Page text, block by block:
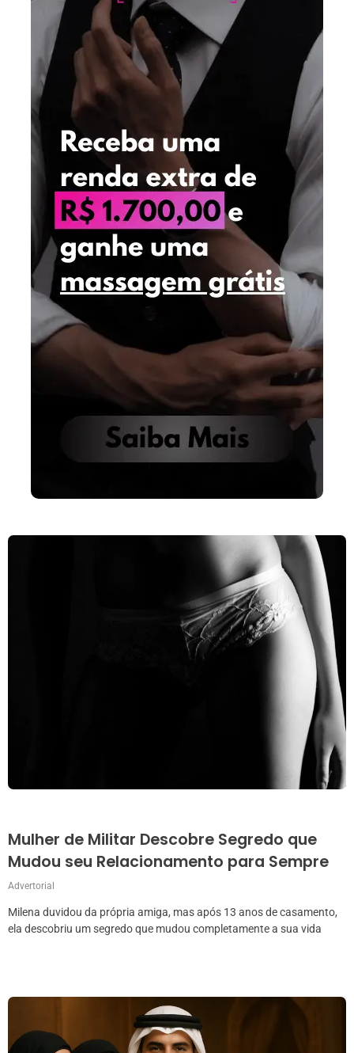
Mulher de Militar Descobre Segredo que
Mudou seu Relacionamento para Sempre
Advertorial
Milena duvidou da própria amiga, mas após 13 anos de casamento,
ela descobriu um segredo que mudou completamente a sua vida